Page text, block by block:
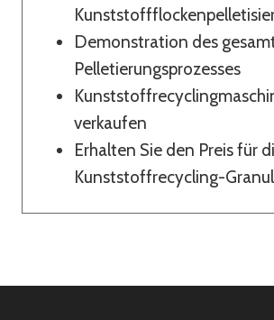
Demonstration des
Pelletierungsprozesses
verkaufen
Erhalten Sie den Preis für
Kunststoffrecycling-